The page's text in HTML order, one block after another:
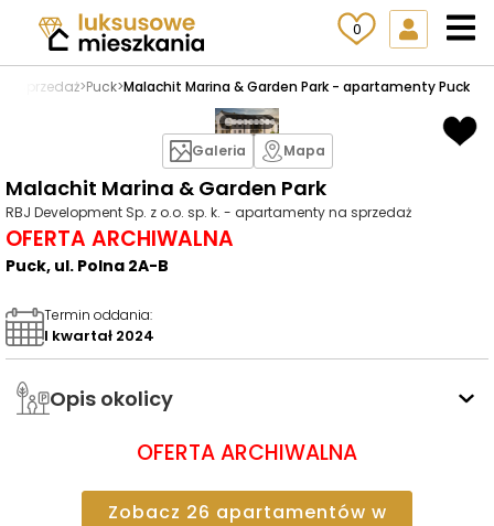
0
sprzedaż>Puck>Malachit Marina & Garden Park - apartamenty Puck
Malachit Marina & Garden Park
RBJ Development Sp. z o.o. sp. k. - apartamenty na sprzedaż
OFERTA ARCHIWALNA
Puck, ul. Polna 2A-B
Galeria Mapa
Termin oddania:
I kwartał 2024
Opis okolicy
OFERTA ARCHIWALNA
Zobacz 26 apartamentów w